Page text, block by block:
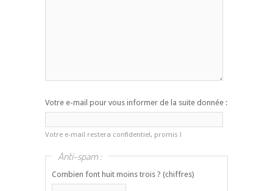
Votre e-mail pour vous informer de la suite donnée :
Votre e-mail restera confidentiel, promis !
Anti-spam :
Combien font huit moins trois ? (chiffres)